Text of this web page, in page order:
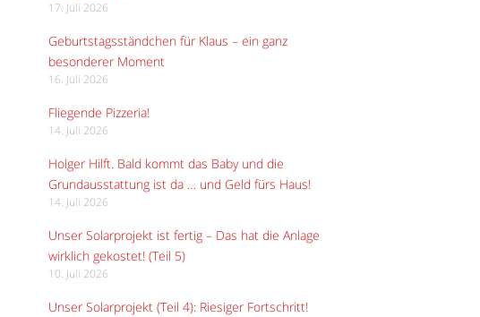
17. Juli 2026
Geburtstagsständchen für Klaus – ein ganz
besonderer Moment
16. Juli 2026
Fliegende Pizzeria!
14. Juli 2026
Holger Hilft. Bald kommt das Baby und die
Grundausstattung ist da … und Geld fürs Haus!
14. Juli 2026
Unser Solarprojekt ist fertig – Das hat die Anlage
wirklich gekostet! (Teil 5)
10. Juli 2026
Unser Solarprojekt (Teil 4): Riesiger Fortschritt!